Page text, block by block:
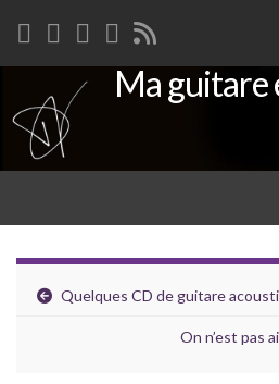
Search for:
Ma guitare
Quelques CD de guitare
On n’est pas